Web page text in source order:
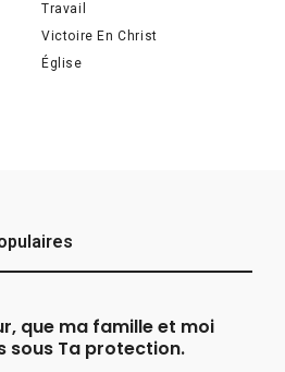
Travail
Victoire En Christ
Église
que ma famille et moi
sous Ta protection.